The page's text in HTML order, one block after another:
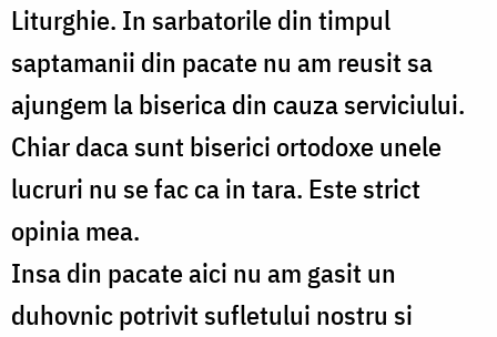
Liturghie. In sarbatorile din timpul
saptamanii din pacate nu am reusit sa
ajungem la biserica din cauza serviciului.
Chiar daca sunt biserici ortodoxe unele
lucruri nu se fac ca in tara. Este strict
opinia mea.
Insa din pacate aici nu am gasit un
duhovnic potrivit sufletului nostru si